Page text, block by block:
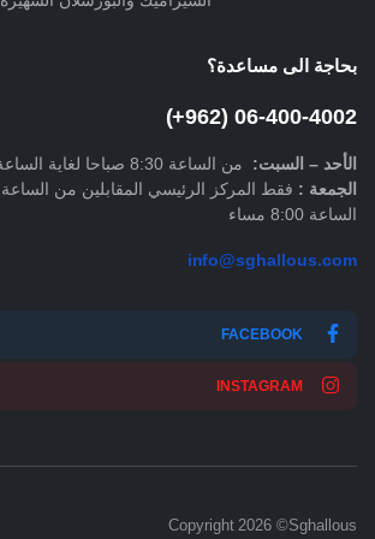
بحاجة الى مساعدة؟
06-400-4002 (962+)
الأحد – السبت: من الساعة 8:30 صباحا لغاية الساعة 8:00 مساء
الجمعة :
الساعة 8:00 مساء
info@sghallous.com
FACEBOOK
INSTAGRAM
Copyright 2026 ©Sghallous